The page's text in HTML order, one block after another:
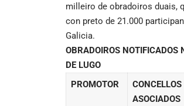
milleiro de obradoiros duais,
con preto de 21.000
Galicia.
OBRADOIROS NOTIFICADOS
DE LUGO
PROMOTOR
CONCELLOS
ASOCIADOS